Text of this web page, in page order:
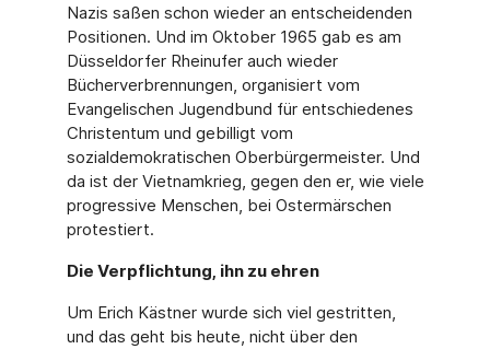
Nazis saßen schon wieder an entscheidenden
Positionen. Und im Oktober 1965 gab es am
Düssel­dorfer Rheinufer auch wieder
Bücherverbrennungen, organisiert vom
Evangelischen Jugendbund für entschiedenes
Christentum und gebilligt vom
sozialdemokratischen Oberbürgermeister. Und
da ist der Vietnamkrieg, gegen den er, wie viele
progressive Menschen, bei Ostermärschen
protestiert.
Die Verpflichtung, ihn zu ehren
Um Erich Kästner wurde sich viel gestritten,
und das geht bis heute, nicht über den